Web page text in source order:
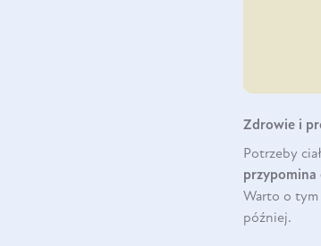
Zdrowie i
Potrzeby
Warto o tym
później.